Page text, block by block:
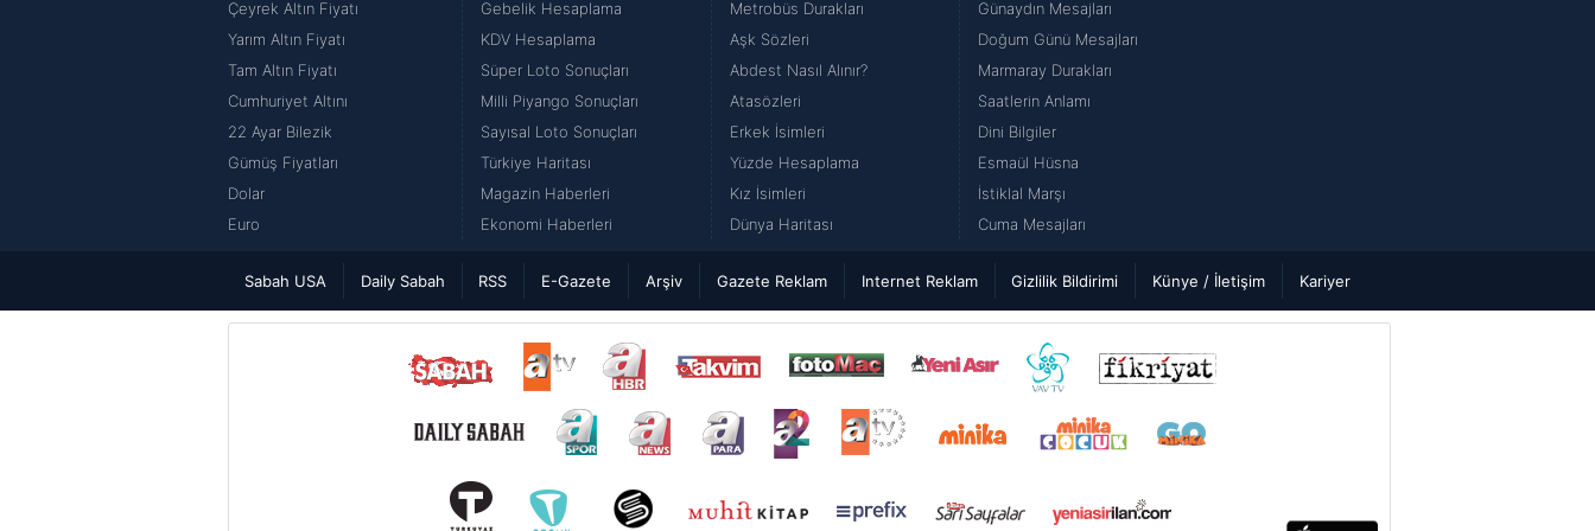
Çeyrek Altın Fiyatı
Yarım Altın Fiyatı
Tam Altın Fiyatı
Cumhuriyet Altını
22 Ayar Bilezik
Gümüş Fiyatları
Dolar
Euro
Gebelik Hesaplama
KDV Hesaplama
Süper Loto Sonuçları
Milli Piyango Sonuçları
Sayısal Loto Sonuçları
Türkiye Haritası
Magazin Haberleri
Ekonomi Haberleri
Metrobüs Durakları
Aşk Sözleri
Abdest Nasıl Alınır?
Atasözleri
Erkek İsimleri
Yüzde Hesaplama
Kız İsimleri
Dünya Haritası
Günaydın Mesajları
Doğum Günü Mesajları
Marmaray Durakları
Saatlerin Anlamı
Dini Bilgiler
Esmaül Hüsna
İstiklal Marşı
Cuma Mesajları
Sabah USA Daily Sabah RSS E-Gazete Arşiv Gazete Reklam Internet Reklam Gizlilik Bildirimi Künye / İletişim Kariyer